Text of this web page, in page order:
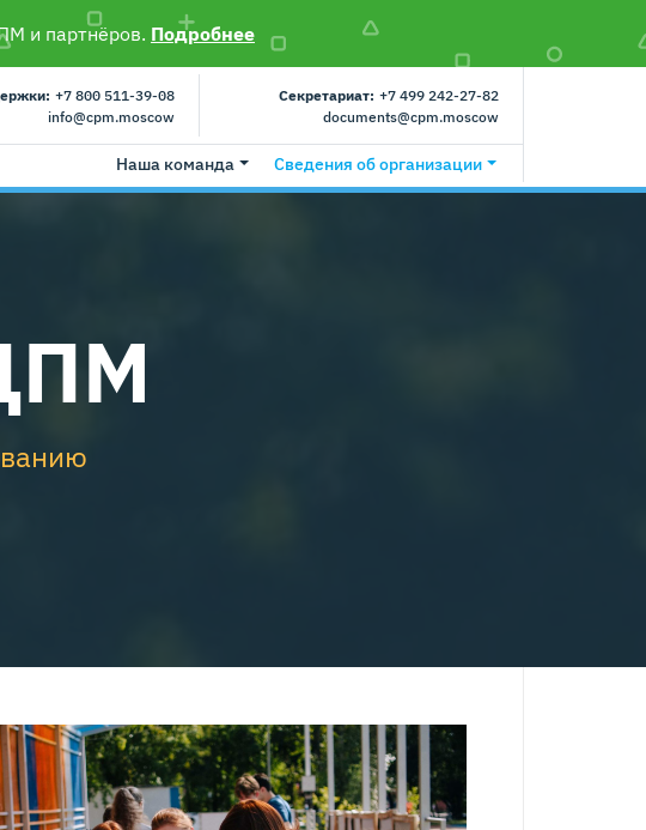
и партнёров. Подробнее
+7 800 511-39-08
info@cpm.moscow
Секретариат: +7 499 242-27-82
documents@cpm.moscow
Наша команда Сведения об организации